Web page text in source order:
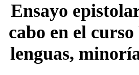
Ensayo
cabo en el
lenguas,